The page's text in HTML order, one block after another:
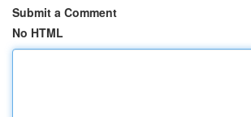
Submit a Comment
No HTML